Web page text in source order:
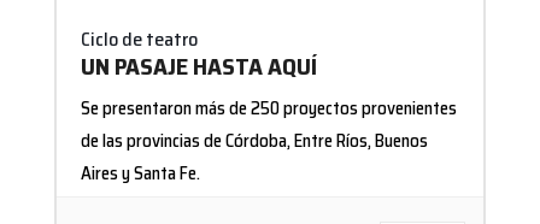
Ciclo de teatro
UN PASAJE HASTA AQUÍ
Se presentaron más de 250 proyectos provenientes
de las provincias de Córdoba, Entre Ríos, Buenos
Aires y Santa Fe.